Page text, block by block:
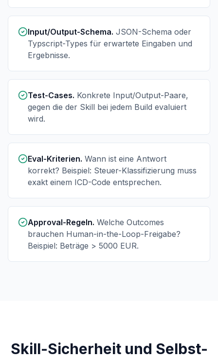
Input/Output-Schema. JSON-Schema oder
Typscript-Types für erwartete Eingaben und
Ergebnisse.
Test-Cases. Konkrete Input/Output-Paare,
gegen die der Skill bei jedem Build evaluiert
wird.
Eval-Kriterien. Wann ist eine Antwort
korrekt? Beispiel: Steuer-Klassifizierung muss
exakt einem ICD-Code entsprechen.
Approval-Regeln. Welche Outcomes
brauchen Human-in-the-Loop-Freigabe?
Beispiel: Beträge > 5000 EUR.
Skill-Sicherheit und Selbst-